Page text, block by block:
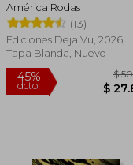
América Rodas
(13)
Ediciones Deja Vu, 2026,
Tapa Blanda, Nuevo
Rápido